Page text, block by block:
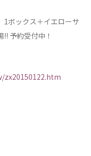
1ボックス＋イエローサ
予約受付中！
zx20150122.htm